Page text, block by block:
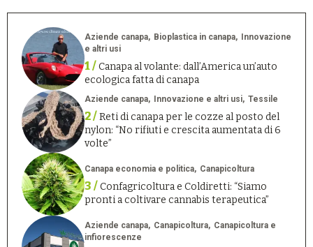
Aziende canapa Bioplastica in canapa
Innovazione
e altri usi
1 /Canapa al volante: dall’America un’auto
ecologica fatta di canapa
Aziende canapa Innovazione e altri usi Tessile
2 /Reti di canapa per le cozze al posto del
nylon: “No rifiuti e crescita aumentata di 6
volte”
Canapa economia e politica Canapicoltura
3 /Confagricoltura e Coldiretti: “Siamo
pronti a coltivare cannabis terapeutica”
Aziende canapa Canapicoltura
Canapicoltura e
infiorescenze